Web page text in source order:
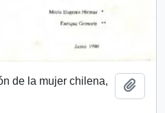
de la mujer chilena,